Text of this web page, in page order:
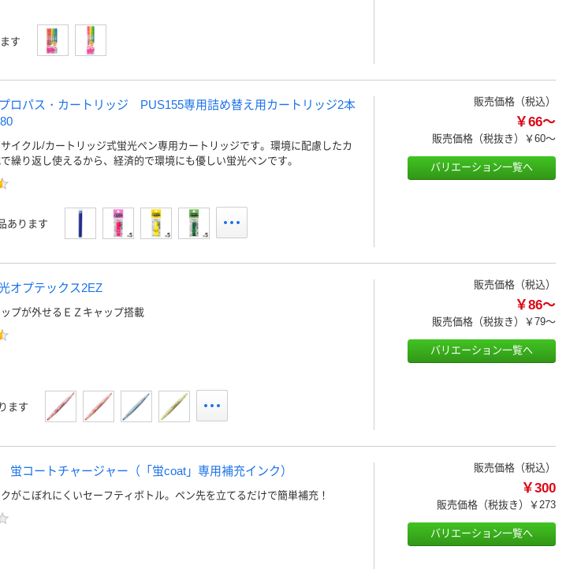
す
ロパス・カートリッジ PUS155専用詰め替え用カートリッジ2本
イクル/カートリッジ式蛍光ペン専用カートリッジです。環境に配慮したカ
繰り返し使えるから、経済的で環境にも優しい蛍光ペンです。
あります
販売価格（税込）
￥66～
販売価格（税抜き） ￥60～
バリエーション一覧へ
オプテックス2EZ
プが外せるＥＺキャップ搭載
ます
販売価格（税込）
￥86～
販売価格（税抜き） ￥79～
バリエーション一覧へ
蛍コートチャージャー（「蛍coat」専用補充インク）
がこぼれにくいセーフティボトル。ペン先を立てるだけで簡単補充！
販売価格（税込）
￥300
販売価格（税抜き） ￥273
バリエーション一覧へ